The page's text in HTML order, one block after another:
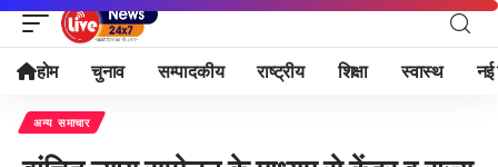
होम चुनाव सम्पादकीय राष्ट्रीय शिक्षा स्वास्थ नई
अन्य समाचार